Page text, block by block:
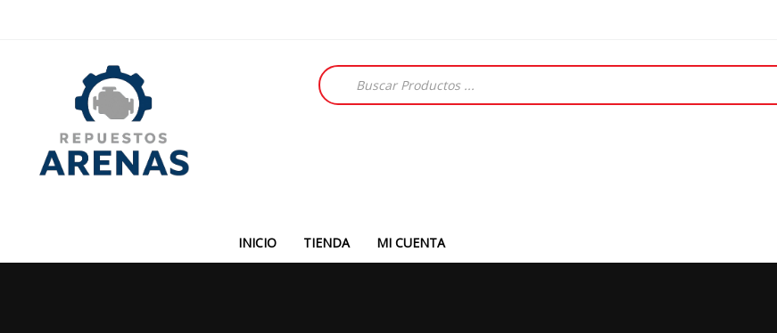
Búsqueda
de
productos
INICIO TIENDA MI CUENTA